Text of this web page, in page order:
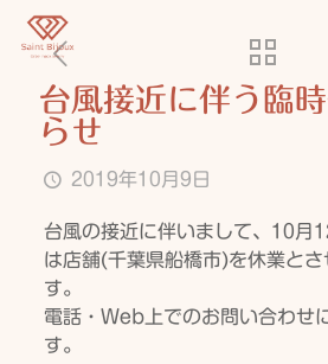
台風接近に伴う臨
らせ
2019年10月9日
台風の接近に伴いまして、10月
は店舗(千葉県船橋市)を休業と
す。
電話・Web上でのお問い合わせ
す。